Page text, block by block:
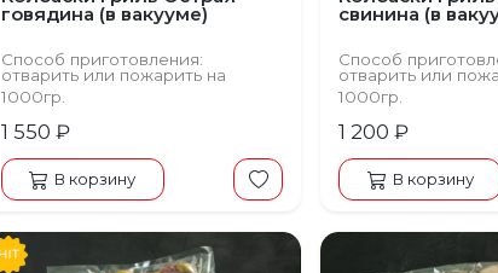
говядина (в вакууме)
Способ приготовления:
отварить или пожарить на
сковороде, гриле
1000гр.
1 550 ₽
В корзину
свинина (в
Способ
отварить или
сковороде, гриле
1000гр.
1 200 ₽
В корзину